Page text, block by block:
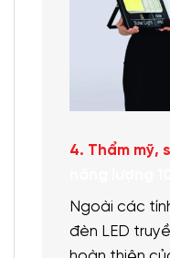
4. Thẩm mỹ,
Ngoài các
đèn LED